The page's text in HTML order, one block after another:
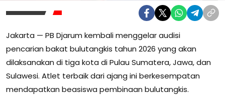
Jakarta — PB Djarum kembali menggelar audisi
pencarian bakat bulutangkis tahun 2026 yang akan
dilaksanakan di tiga kota di Pulau Sumatera, Jawa, dan
Sulawesi. Atlet terbaik dari ajang ini berkesempatan
mendapatkan beasiswa pembinaan bulutangkis.